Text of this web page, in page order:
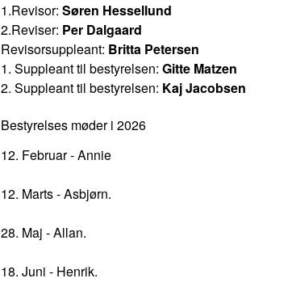
1.Revisor: Søren Hessellund
2.Reviser: Per Dalgaard
Revisorsuppleant: Britta Petersen
1. Suppleant til bestyrelsen: Gitte Matzen
2. Suppleant til bestyrelsen: Kaj Jacobsen
Bestyrelses møder i 2026
12. Februar - Annie
12. Marts - Asbjørn.
28. Maj - Allan.
18. Juni - Henrik.